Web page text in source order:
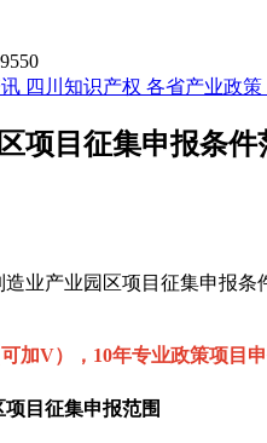
四川知识产权 各省产业政策
项目征集申报条
造业产业园区项目征集申报条
可加V），10年专业政策项目
项目征集申报范围